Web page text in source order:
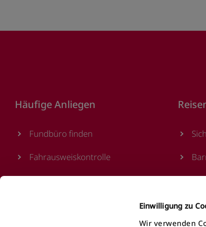
Einwilligung zu
Wir verwenden
Häufige Anliegen
Fundbüro finden
Fahrausweiskontrolle